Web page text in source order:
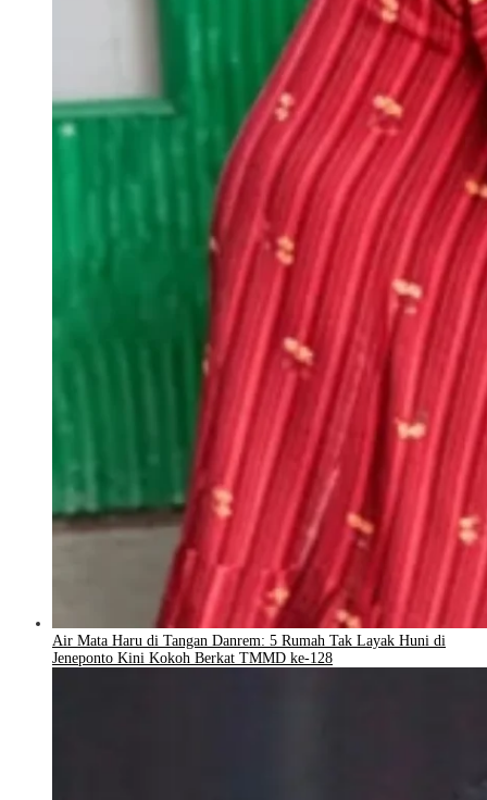
Air Mata Haru di Tangan Danrem: 5 Rumah Tak Layak Huni di
Jeneponto Kini Kokoh Berkat TMMD ke-128